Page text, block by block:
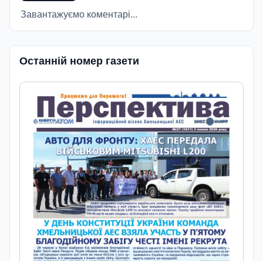
Завантажуємо коментарі...
Останній номер газети